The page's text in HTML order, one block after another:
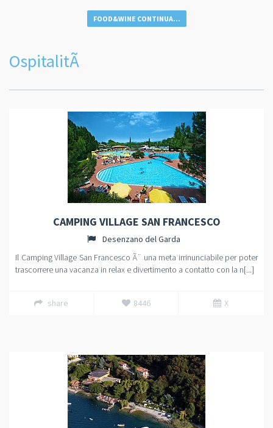
FOOD&WINE CONTINUA...
OspitalitÃ
CAMPING VILLAGE SAN FRANCESCO
Desenzano del Garda
Il Camping Village San Francesco Ã¨ una meta irrinunciabile per poter
trascorrere una vacanza in relax e divertimento a contatto con la n[...]
share 8446 X